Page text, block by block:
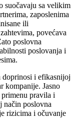
suočavaju sa velikim
zaposlenima
ili
povećava
poslovna
poslovanja i
doprinosi i efikasnijoj
kompanije. Jasno
pravila i
način poslovna
rizicima i očuvanje